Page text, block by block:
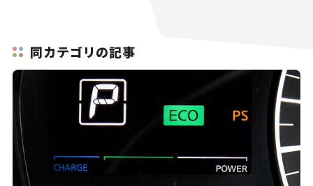
同カテゴリの記事